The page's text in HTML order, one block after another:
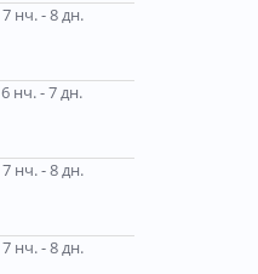
7 нч. - 8 дн.
6 нч. - 7 дн.
7 нч. - 8 дн.
7 нч. - 8 дн.